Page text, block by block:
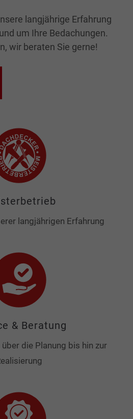
langjährige Erfahrung
um Ihre Bedachungen.
wir beraten Sie gerne!
langjährigen Erfahrung
& Beratung
die Planung bis hin zur